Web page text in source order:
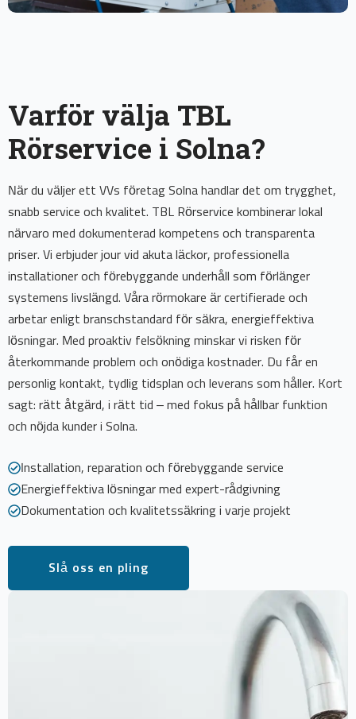
Varför välja TBL
Rörservice i Solna?
När du väljer ett VVs företag Solna handlar det om trygghet,
snabb service och kvalitet. TBL Rörservice kombinerar lokal
närvaro med dokumenterad kompetens och transparenta
priser. Vi erbjuder jour vid akuta läckor, professionella
installationer och förebyggande underhåll som förlänger
systemens livslängd. Våra rörmokare är certifierade och
arbetar enligt branschstandard för säkra, energieffektiva
lösningar. Med proaktiv felsökning minskar vi risken för
återkommande problem och onödiga kostnader. Du får en
personlig kontakt, tydlig tidsplan och leverans som håller. Kort
sagt: rätt åtgärd, i rätt tid – med fokus på hållbar funktion
och nöjda kunder i Solna.
Installation, reparation och förebyggande service
Energieffektiva lösningar med expert-rådgivning
Dokumentation och kvalitetssäkring i varje projekt
Slå oss en pling